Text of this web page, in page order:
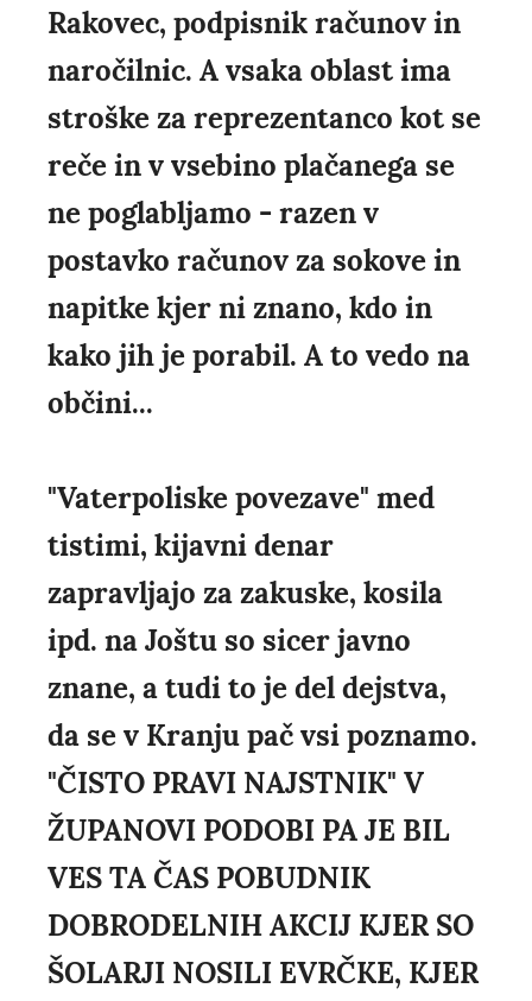
Rakovec, podpisnik računov in
naročilnic. A vsaka oblast ima
stroške za reprezentanco kot se
reče in v vsebino plačanega se
ne poglabljamo - razen v
postavko računov za sokove in
napitke kjer ni znano, kdo in
kako jih je porabil. A to vedo na
občini...
"Vaterpoliske povezave" med
tistimi, kijavni denar
zapravljajo za zakuske, kosila
ipd. na Joštu so sicer javno
znane, a tudi to je del dejstva,
da se v Kranju pač vsi poznamo.
"ČISTO PRAVI NAJSTNIK" V
ŽUPANOVI PODOBI PA JE BIL
VES TA ČAS POBUDNIK
DOBRODELNIH AKCIJ KJER SO
ŠOLARJI NOSILI EVRČKE, KJER